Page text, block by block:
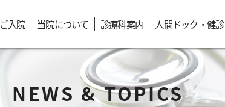
ご入院 当院について 診療科案内 人間ドック・健診
NEWS & TOPICS